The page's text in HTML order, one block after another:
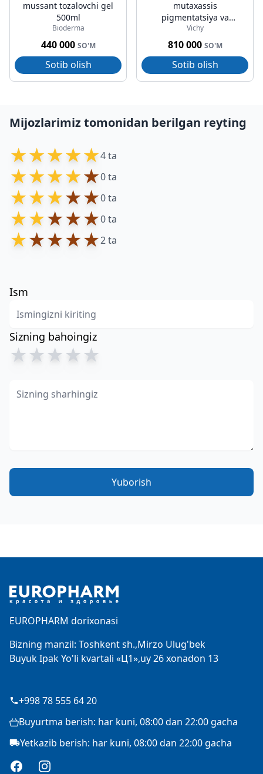
mussant tozalovchi gel
500ml
Bioderma
440 000 SO'M
Sotib olish
mutaxassis
pigmentatsiya va
ajinlarga qarshi sarum
vitamin b3 30ml
Vichy
810 000 SO'M
Sotib olish
Mijozlarimiz tomonidan berilgan reyting
★★★★★4 ta
★★★★★0 ta
★★★★★0 ta
★★★★★0 ta
★★★★★2 ta
Ism
Sizning bahoingiz
★★★★★
Yuborish
EUROPHARM dorixonasi
Bizning manzil: Toshkent sh.,Mirzo Ulug'bek
Buyuk Ipak Yo'li kvartali «Ц1»,uy 26 xonadon 13
+998 78 555 64 20
Buyurtma berish: har kuni, 08:00 dan 22:00 gacha
Yetkazib berish: har kuni, 08:00 dan 22:00 gacha
FacebookInstagram